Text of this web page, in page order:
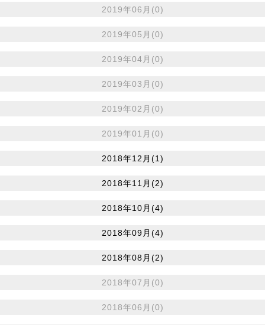
2019年06月(0)
2019年05月(0)
2019年04月(0)
2019年03月(0)
2019年02月(0)
2019年01月(0)
2018年12月(1)
2018年11月(2)
2018年10月(4)
2018年09月(4)
2018年08月(2)
2018年07月(0)
2018年06月(0)